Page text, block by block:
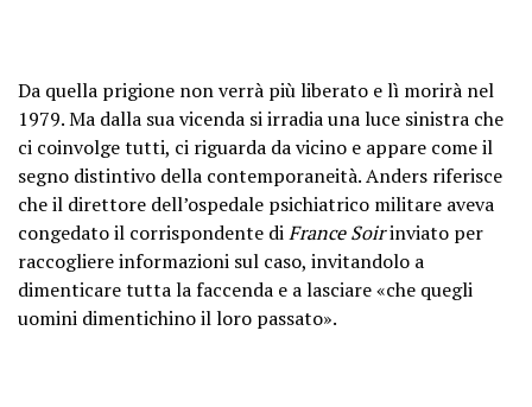
Da quella prigione non verrà più liberato e lì morirà nel
1979. Ma dalla sua vicenda si irradia una luce sinistra che
ci coinvolge tutti, ci riguarda da vicino e appare come il
segno distintivo della contemporaneità. Anders riferisce
che il direttore dell’ospedale psichiatrico militare aveva
congedato il corrispondente diFrance Soirinviato per
raccogliere informazioni sul caso, invitandolo a
dimenticare tutta la faccenda e a lasciare «che quegli
uomini dimentichino il loro passato».